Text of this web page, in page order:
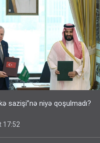
sazişi”nə niyə qoşulmadı?
17:52